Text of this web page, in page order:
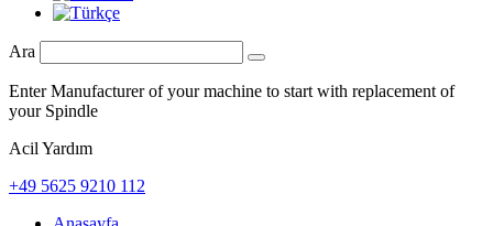
Ara
Enter Manufacturer of your machine to start with replacement of
your Spindle
Acil Yardım
+49 5625 9210 112